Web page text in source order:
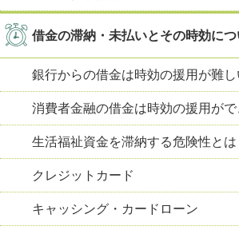
借金の滞納・未払いとその時効につ
銀行からの借金は時効の援用が難し
消費者金融の借金は時効の援用がで
生活福祉資金を滞納する危険性とは
クレジットカード
キャッシング・カードローン